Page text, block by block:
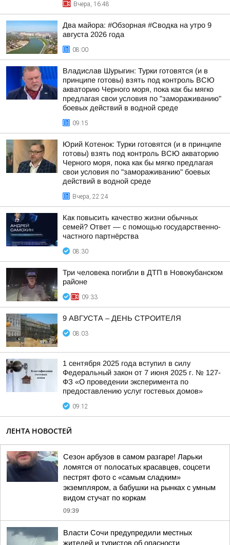
Вчера, 16:48
Два майора: #Обзорная #Сводка на утро 9
августа 2026 года
08:00
Владислав Шурыгин: Турки готовятся (и в
принципе готовы) взять под контроль ВСЮ
акваторию Черного моря, пока как бы мягко
предлагая свои условия по "замораживанию"
боевых действий в водной среде
09:15
Юрий Котенок: Турки готовятся (и в принципе
готовы) взять под контроль ВСЮ акваторию
Черного моря, пока как бы мягко предлагая
свои условия по "замораживанию" боевых
действий в водной среде
Вчера, 22:24
Как повысить качество жизни обычных
семей? Ответ — с помощью государственно-
частного партнёрства
08:30
Три человека погибли в ДТП в Новокубанском
районе
09:33
9 АВГУСТА – ДЕНЬ СТРОИТЕЛЯ
08:03
1 сентября 2025 года вступил в силу
Федеральный закон от 7 июня 2025 г. № 127-
ФЗ «О проведении эксперимента по
предоставлению услуг гостевых домов»
09:12
ЛЕНТА НОВОСТЕЙ
Сезон арбузов в самом разгаре! Ларьки
ломятся от полосатых красавцев, соцсети
пестрят фото с «самым сладким»
экземпляром, а бабушки на рынках с умным
видом стучат по коркам
09:39
Власти Сочи предупредили местных
жителей и туристов об опасности